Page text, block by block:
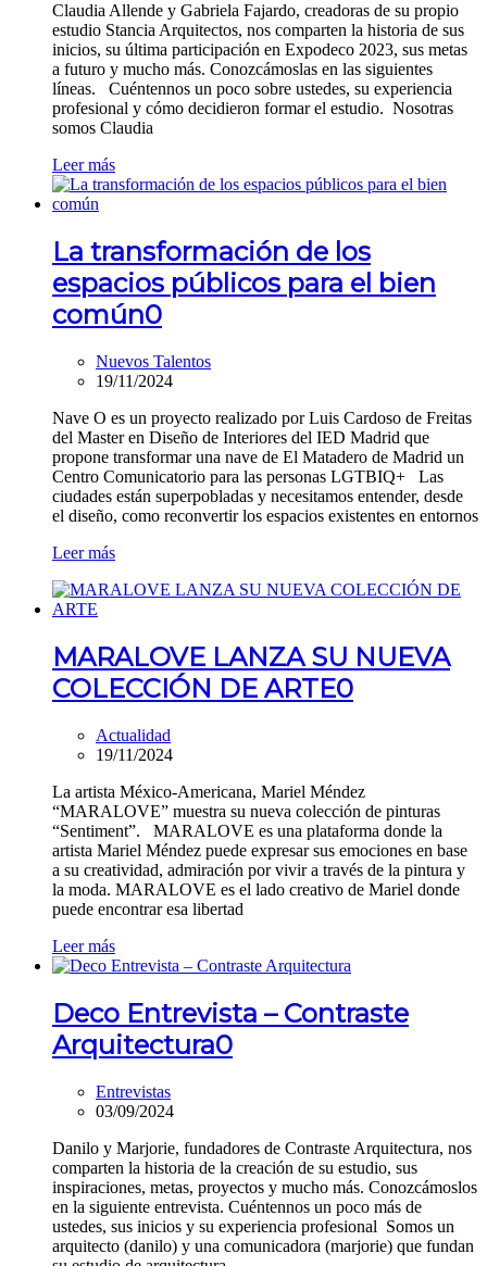
Claudia Allende y Gabriela Fajardo, creadoras de su propio
estudio Stancia Arquitectos, nos comparten la historia de sus
inicios, su última participación en Expodeco 2023, sus metas
a futuro y mucho más. Conozcámoslas en las siguientes
líneas. Cuéntennos un poco sobre ustedes, su experiencia
profesional y cómo decidieron formar el estudio. Nosotras
somos Claudia
Leer más
La transformación de los
espacios públicos para el bien
común0
Nuevos Talentos
19/11/2024
Nave O es un proyecto realizado por Luis Cardoso de Freitas
del Master en Diseño de Interiores del IED Madrid que
propone transformar una nave de El Matadero de Madrid un
Centro Comunicatorio para las personas LGTBIQ+ Las
ciudades están superpobladas y necesitamos entender, desde
el diseño, como reconvertir los espacios existentes en entornos
Leer más
MARALOVE LANZA SU NUEVA
COLECCIÓN DE ARTE0
Actualidad
19/11/2024
La artista México-Americana, Mariel Méndez
“MARALOVE” muestra su nueva colección de pinturas
“Sentiment”. MARALOVE es una plataforma donde la
artista Mariel Méndez puede expresar sus emociones en base
a su creatividad, admiración por vivir a través de la pintura y
la moda. MARALOVE es el lado creativo de Mariel donde
puede encontrar esa libertad
Leer más
Deco Entrevista – Contraste
Arquitectura0
Entrevistas
03/09/2024
Danilo y Marjorie, fundadores de Contraste Arquitectura, nos
comparten la historia de la creación de su estudio, sus
inspiraciones, metas, proyectos y mucho más. Conozcámoslos
en la siguiente entrevista. Cuéntennos un poco más de
ustedes, sus inicios y su experiencia profesional Somos un
arquitecto (danilo) y una comunicadora (marjorie) que fundan